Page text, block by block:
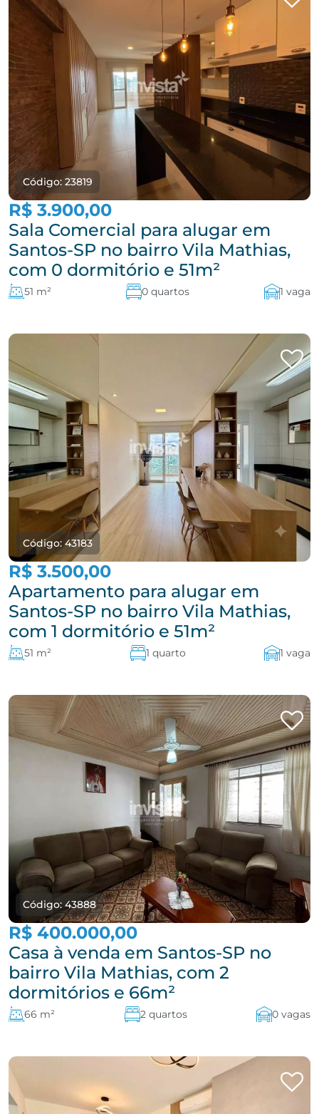
Código: 23819
R$ 3.900,00
Sala Comercial para alugar em
Santos-SP no bairro Vila Mathias,
com 0 dormitório e 51m²
51 m² 0 quartos 1 vaga
Código: 43183
R$ 3.500,00
Apartamento para alugar em
Santos-SP no bairro Vila Mathias,
com 1 dormitório e 51m²
51 m² 1 quarto 1 vaga
Código: 43888
R$ 400.000,00
Casa à venda em Santos-SP no
bairro Vila Mathias, com 2
dormitórios e 66m²
66 m² 2 quartos 0 vagas